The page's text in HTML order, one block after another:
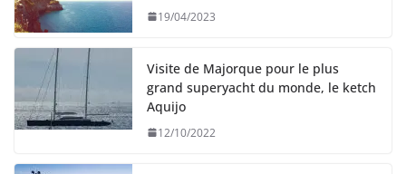
19/04/2023
Visite de Majorque pour le plus
grand superyacht du monde, le ketch
Aquijo
12/10/2022